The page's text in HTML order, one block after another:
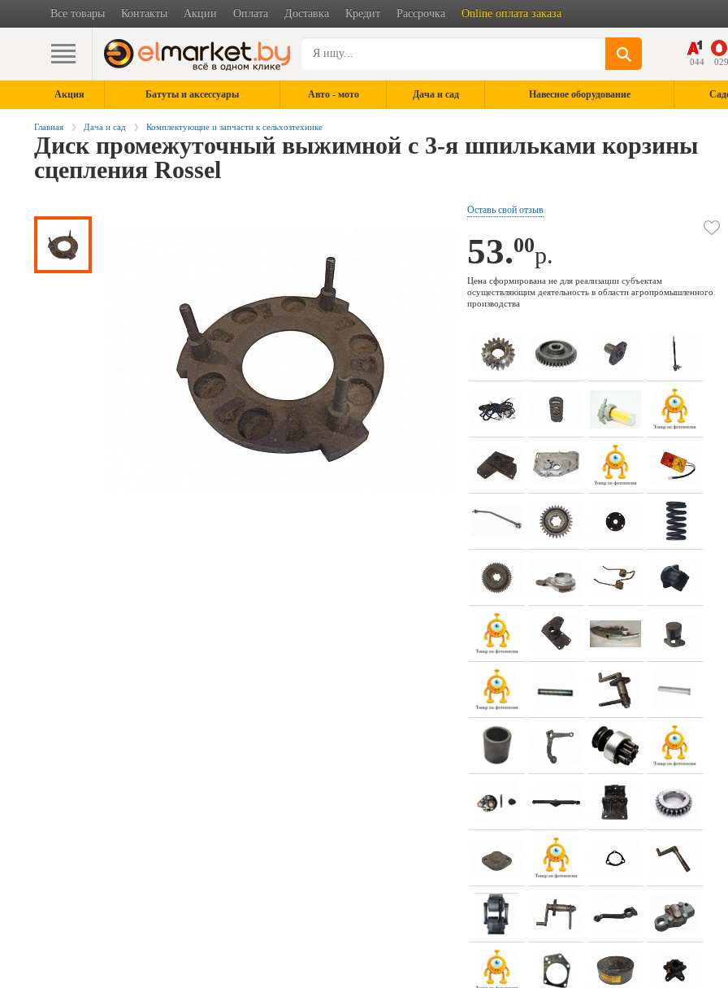
Все товары Контакты Акции Оплата Доставка Кредит Рассрочка Online оплата заказа
044 029
Акция Батуты и аксессуары Авто - мото Дача и сад Навесное оборудование
Главная Дача и сад Комплектующие и запчасти к сельхозтехнике
Диск промежуточный выжимной с 3-я шпильками корзины
сцепления Rossel
Оставь свой отзыв
53.00р.
Цена сформирована не для реализации субъектам
осуществляющим деятельность в области агропромышленного
производства